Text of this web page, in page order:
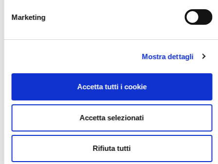
Marketing
Mostra dettagli
Accetta tutti i cookie
Accetta selezionati
Rifiuta tutti
acquisisce 2GPadauto S.r.l.